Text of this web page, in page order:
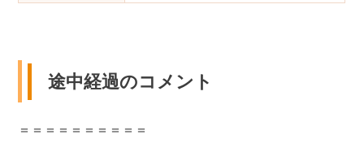
途中経過のコメント
＝＝＝＝＝＝＝＝＝＝